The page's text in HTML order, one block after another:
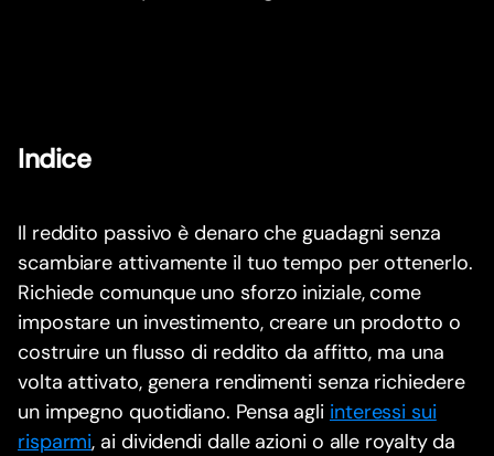
Indice
Il reddito passivo è denaro che guadagni senza
scambiare attivamente il tuo tempo per ottenerlo.
Richiede comunque uno sforzo iniziale, come
impostare un investimento, creare un prodotto o
costruire un flusso di reddito da affitto, ma una
volta attivato, genera rendimenti senza richiedere
un impegno quotidiano. Pensa agli interessi sui
risparmi, ai dividendi dalle azioni o alle royalty da